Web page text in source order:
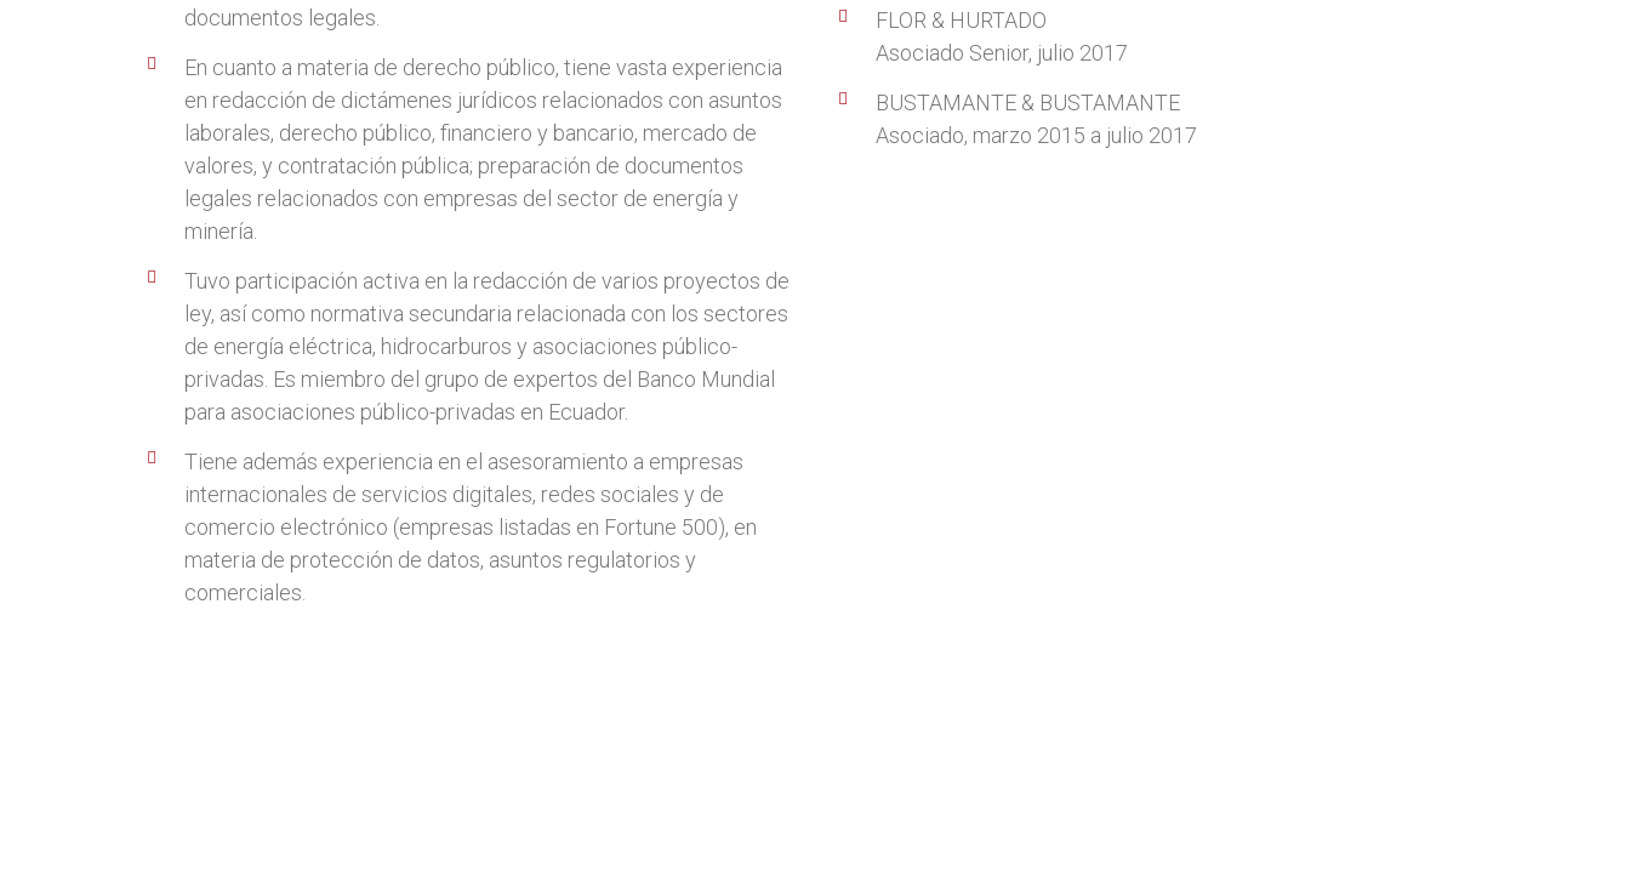
documentos legales.
En cuanto a materia de derecho público, tiene vasta experiencia
en redacción de dictámenes jurídicos relacionados con asuntos
laborales, derecho público, financiero y bancario, mercado de
valores, y contratación pública; preparación de documentos
legales relacionados con empresas del sector de energía y
minería.
Tuvo participación activa en la redacción de varios proyectos de
ley, así como normativa secundaria relacionada con los sectores
de energía eléctrica, hidrocarburos y asociaciones público-
privadas. Es miembro del grupo de expertos del Banco Mundial
para asociaciones público-privadas en Ecuador.
Tiene además experiencia en el asesoramiento a empresas
internacionales de servicios digitales, redes sociales y de
comercio electrónico (empresas listadas en Fortune 500), en
materia de protección de datos, asuntos regulatorios y
comerciales.
FLOR & HURTADO
Asociado Senior, julio 2017
BUSTAMANTE & BUSTAMANTE
Asociado, marzo 2015 a julio 2017